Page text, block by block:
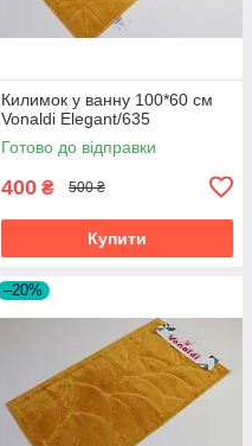
Килимок у ванну 100*60 см
Vonaldi Elegant/635
Готово до відправки
400 ₴ 500 ₴
Купити
–20%